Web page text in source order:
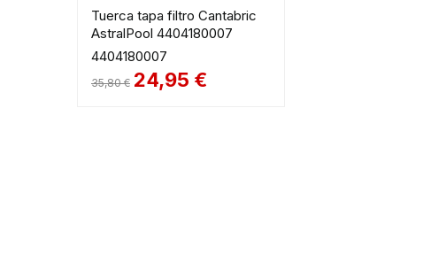
Tuerca tapa filtro Cantabric
AstralPool 4404180007
4404180007
35,80€ 24,95 €